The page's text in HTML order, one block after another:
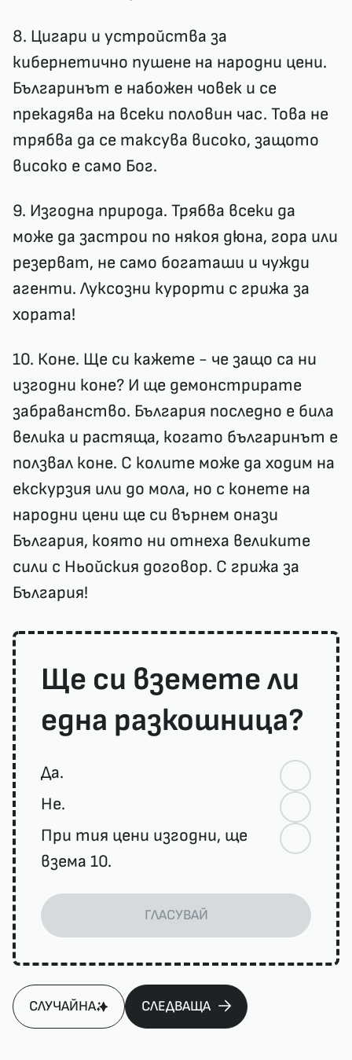
8. Цигари и устройства за
кибернетично пушене на народни цени.
Българинът е набожен човек и се
прекадява на всеки половин час. Това не
трябва да се таксува високо, защото
високо е само Бог.
9. Изгодна природа. Трябва всеки да
може да застрои по някоя дюна, гора или
резерват, не само богаташи и чужди
агенти. Луксозни курорти с грижа за
хората!
10. Коне. Ще си кажете - че защо са ни
изгодни коне? И ще демонстрирате
забраванство. България последно е била
велика и растяща, когато българинът е
ползвал коне. С колите може да ходим на
екскурзия или до мола, но с конете на
народни цени ще си върнем онази
България, която ни отнеха великите
сили с Ньойския договор. С грижа за
България!
Ще си вземете ли
една разкошница?
Да.
Не.
При тия цени изгодни, ще
взема 10.
ГЛАСУВАЙ
СЛУЧАЙНА СЛЕДВАЩА